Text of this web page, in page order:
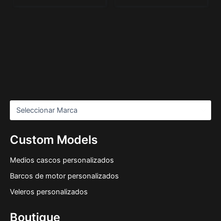
Custom Models
Medios cascos personalizados
Barcos de motor personalizados
Veleros personalizados
Boutique